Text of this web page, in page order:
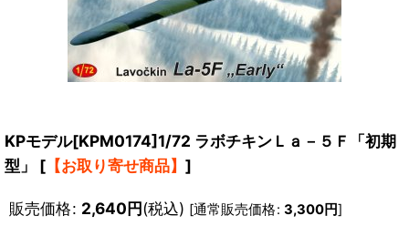
KPモデル[KPM0174]1/72 ラボチキンＬａ－５Ｆ「初期
型」
[ 【お取り寄せ商品】 ]
販売価格: 2,640円(税込) [通常販売価格: 3,300円]